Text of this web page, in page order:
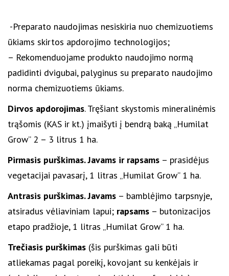
-Preparato naudojimas nesiskiria nuo chemizuotiems
ūkiams skirtos apdorojimo technologijos;
– Rekomenduojame produkto naudojimo normą
padidinti dvigubai, palyginus su preparato naudojimo
norma chemizuotiems ūkiams.
Dirvos apdorojimas. Tręšiant skystomis mineralinėmis
trąšomis (KAS ir kt.) įmaišyti į bendrą baką „Humilat
Grow” 2 – 3 litrus 1 ha.
Pirmasis purškimas. Javams ir rapsams – prasidėjus
vegetacijai pavasarį, 1 litras „Humilat Grow” 1 ha.
Antrasis purškimas. Javams – bamblėjimo tarpsnyje,
atsiradus vėliaviniam lapui; rapsams – butonizacijos
etapo pradžioje, 1 litras „Humilat Grow” 1 ha.
Trečiasis purškimas (šis purškimas gali būti
atliekamas pagal poreikį, kovojant su kenkėjais ir